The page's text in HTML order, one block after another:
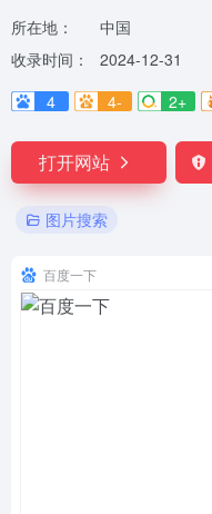
所在地：
中国
收录时间：
2024-12-31
4
4- 2+
打开网站
图片搜索
百度一下